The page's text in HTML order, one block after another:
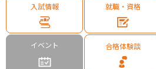
入試情報 就職・資格
イベント 合格体験談